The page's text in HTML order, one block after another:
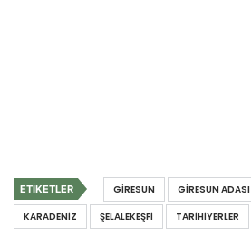
ETIKETLER GIRESUN GIRESUN ADASI
KARADENIZ
ŞELALEKEŞFI TARIHIYERLER